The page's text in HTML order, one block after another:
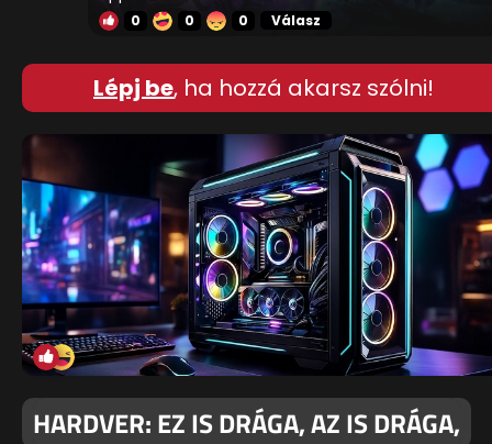
0 0 0 Válasz
Lépj be, ha hozzá akarsz szólni!
HARDVER: EZ IS DRÁGA, AZ IS DRÁGA,